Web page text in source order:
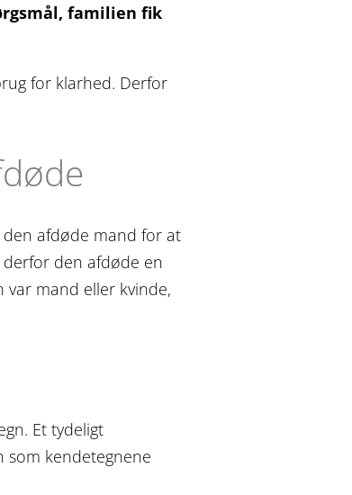
familien fik
for klarhed. Derfor
afdøde mand for at
den afdøde en
mand eller kvinde,
Et tydeligt
kendetegnene